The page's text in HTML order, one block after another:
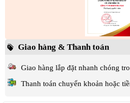
Giao hàng & Thanh toán
Giao hàng lắp đặt nhanh chóng
Thanh toán chuyển khoản hoặc